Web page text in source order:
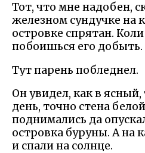
Тот, что мне надобен,
железном сундучке на
островке спрятан.
побоишься его добыть.
Тут парень побледнел.
Он увидел, как в
день, точно стена
поднимались да
островка буруны. А на
и спали на солнце.